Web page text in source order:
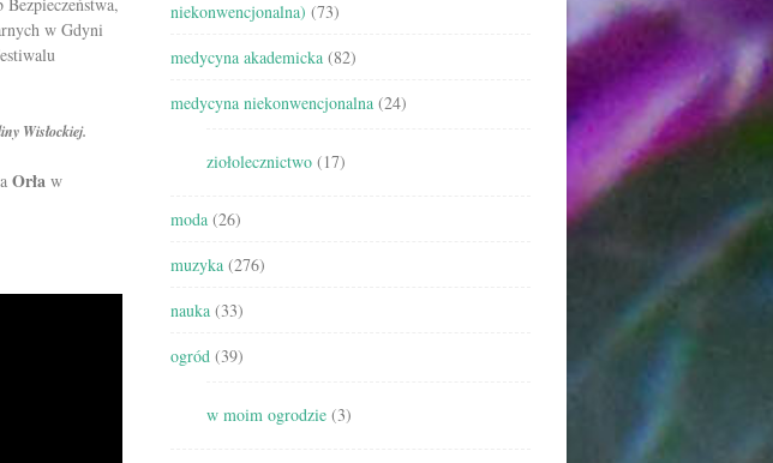
w Gdyni
Wisłockiej.
Orła w
niekonwencjonalna) (73)
medycyna akademicka (82)
medycyna niekonwencjonalna (24)
ziołolecznictwo (17)
moda (26)
muzyka (276)
nauka (33)
ogród (39)
w moim ogrodzie (3)